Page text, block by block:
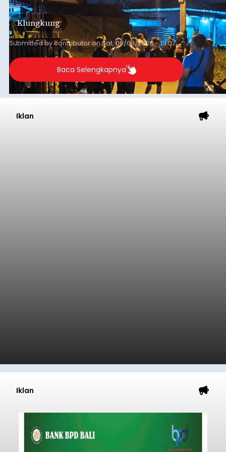
keributan di barat Pasar Galiran, peristiwa serupa
kini menimpa seorang pemuda asal Kabupaten
Sumba Barat Daya (SBD), Nusa Tenggara Timur
(NTT).
Klungkung
Submitted bycontributoronSat, 08/08/2026 - 13:07
Baca Selengkapnya
Iklan
Iklan